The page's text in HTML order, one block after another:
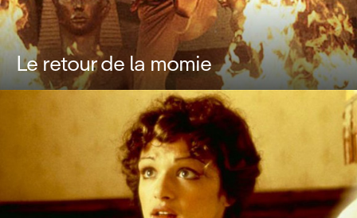
Le retour de la momie